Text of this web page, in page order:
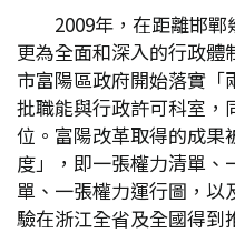
2009年，在距離邯
更為全面和深入的行政體
市富陽區政府開始落實「
批職能與行政許可科室，
位。富陽改革取得的成果
度」，即一張權力清單
單、一張權力運行圖，以
驗在浙江全省及全國得到